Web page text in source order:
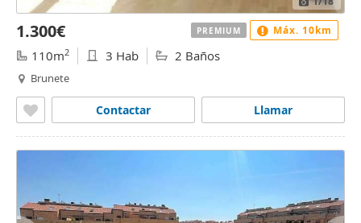
1.300€
110m2 3 Hab 2 Baños
Brunete
Llamar
Contactar
PREMIUM Máx. 10km